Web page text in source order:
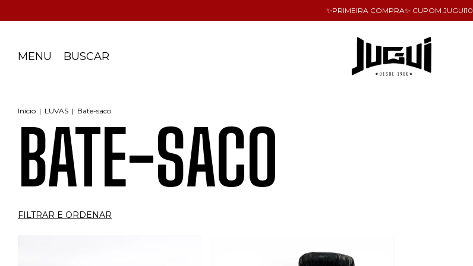
✨PRIMEIRA COMPRA✨ CUPOM JUGUI10
MENU BUSCAR
Início | LUVAS | Bate-saco
BATE-SACO
FILTRAR E ORDENAR